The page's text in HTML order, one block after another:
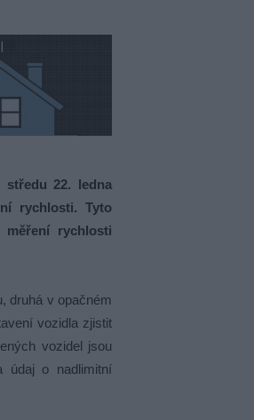
středu 22. ledna
rychlosti. Tyto
rychlosti
druhá v opačném
vozidla zjistit
vozidel jsou
údaj o nadlimitní